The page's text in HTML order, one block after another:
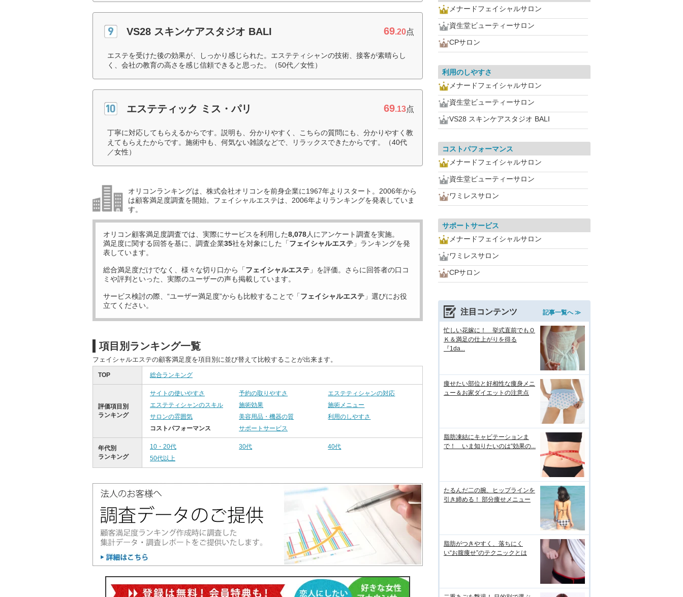
VS28 スキンケアスタジオ BALI 69.20点
エステを受けた後の効果が、しっかり感じられた。エステティシャンの技術、接客が素晴らし
く、会社の教育の高さを感じ信頼できると思った。（50代／女性）
エステティック ミス・パリ 69.13点
丁寧に対応してもらえるからです。説明も、分かりやすく、こちらの質問にも、分かりやすく教
えてもらえたからです。施術中も、何気ない雑談などで、リラックスできたからです。（40代
／女性）
オリコンランキングは、株式会社オリコンを前身企業に1967年よりスタート。2006年から
は顧客満足度調査を開始。フェイシャルエステは、2006年よりランキングを発表していま
す。
オリコン顧客満足度調査では、実際にサービスを利用した8,078人にアンケート調査を実施。
満足度に関する回答を基に、調査企業35社を対象にした「フェイシャルエステ 」ランキングを発
表しています。
総合満足度だけでなく、様々な切り口から「フェイシャルエステ 」を評価。さらに回答者の口コ
ミや評判といった、実際のユーザーの声も掲載しています。
サービス検討の際、“ユーザー満足度”からも比較することで「フェイシャルエステ 」選びにお役
立てください。
項目別ランキング一覧
フェイシャルエステの顧客満足度を項目別に並び替えて比較することが出来ます。
TOP 総合ランキング
評価項目別
ランキング
サイトの使いやすさ 予約の取りやすさ
エステティシャンの対応
エステティシャンのスキル
施術効果
施術メニュー
サロンの雰囲気
美容用品・機器の質
利用のしやすさ
コストパフォーマンス
サポートサービス
年代別
ランキング
10・20代 30代
40代
50代以上
メナードフェイシャルサロン
資生堂ビューティーサロン
CPサロン
利用のしやすさ
メナードフェイシャルサロン
資生堂ビューティーサロン
VS28 スキンケアスタジオ BALI
コストパフォーマンス
メナードフェイシャルサロン
資生堂ビューティーサロン
ワミレスサロン
サポートサービス
メナードフェイシャルサロン
ワミレスサロン
CPサロン
注目コンテンツ 記事一覧へ ≫
忙しい花嫁に！ 挙式直前でもＯ
Ｋ＆満足の仕上がりを得る
『1da...
痩せたい部位と好相性な痩身メニ
ュー＆お家ダイエットの注意点
脂肪凍結にキャビテーションま
で！ いま知りたいのは“効果の...
たるんだ二の腕、ヒップラインを
引き締める！ 部分痩せメニュー
脂肪がつきやすく、落ちにく
い“お腹痩せ”のテクニックとは